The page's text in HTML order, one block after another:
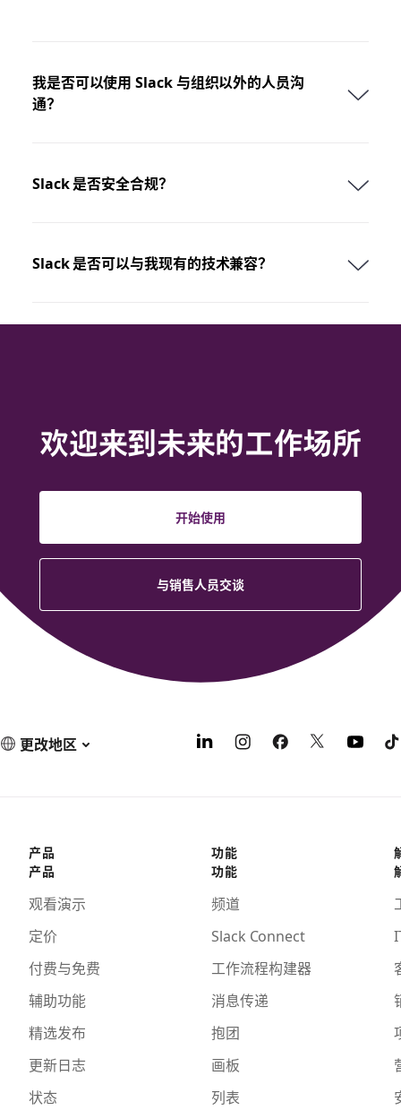
我是否可以使用 Slack 与组织以外的人员沟
通？
Slack 是否安全合规？
Slack 是否可以与我现有的技术兼容？
欢迎来到未来的工作场所
开始使用
与销售人员交谈
更改地区
产品
产品
观看演示
定价
付费与免费
辅助功能
精选发布
更新日志
状态
功能
功能
频道
Slack Connect
工作流程构建器
消息传递
抱团
画板
列表